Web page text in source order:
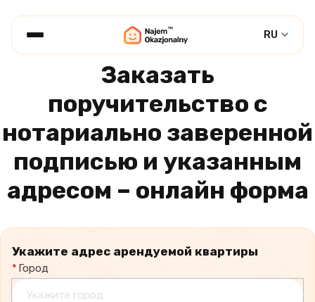
RU
Заказать
поручительство с
нотариально заверенной
подписью и указанным
адресом – онлайн форма
Укажите адрес арендуемой квартиры
* Город